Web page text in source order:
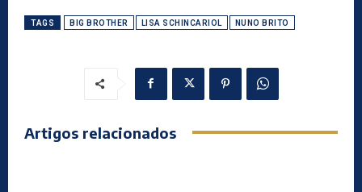
TAGS BIG BROTHER LISA SCHINCARIOL NUNO BRITO
Artigos relacionados